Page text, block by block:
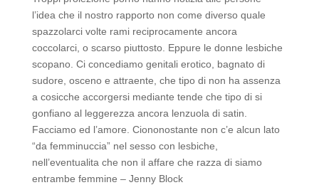
l’idea che il nostro rapporto non come diverso quale
spazzolarci volte rami reciprocamente ancora
coccolarci, o scarso piuttosto. Eppure le donne lesbiche
scopano. Ci concediamo genitali erotico, bagnato di
sudore, osceno e attraente, che tipo di non ha assenza
a cosicche accorgersi mediante tende che tipo di si
gonfiano al leggerezza ancora lenzuola di satin.
Facciamo ed l’amore. Ciononostante non c’e alcun lato
“da femminuccia” nel sesso con lesbiche,
nell’eventualita che non il affare che razza di siamo
entrambe femmine – Jenny Block